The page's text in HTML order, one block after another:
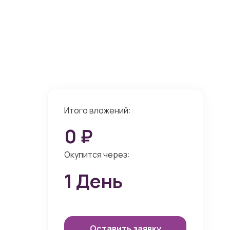
Итого вложений:
0 ₽
Окупится через:
1 День